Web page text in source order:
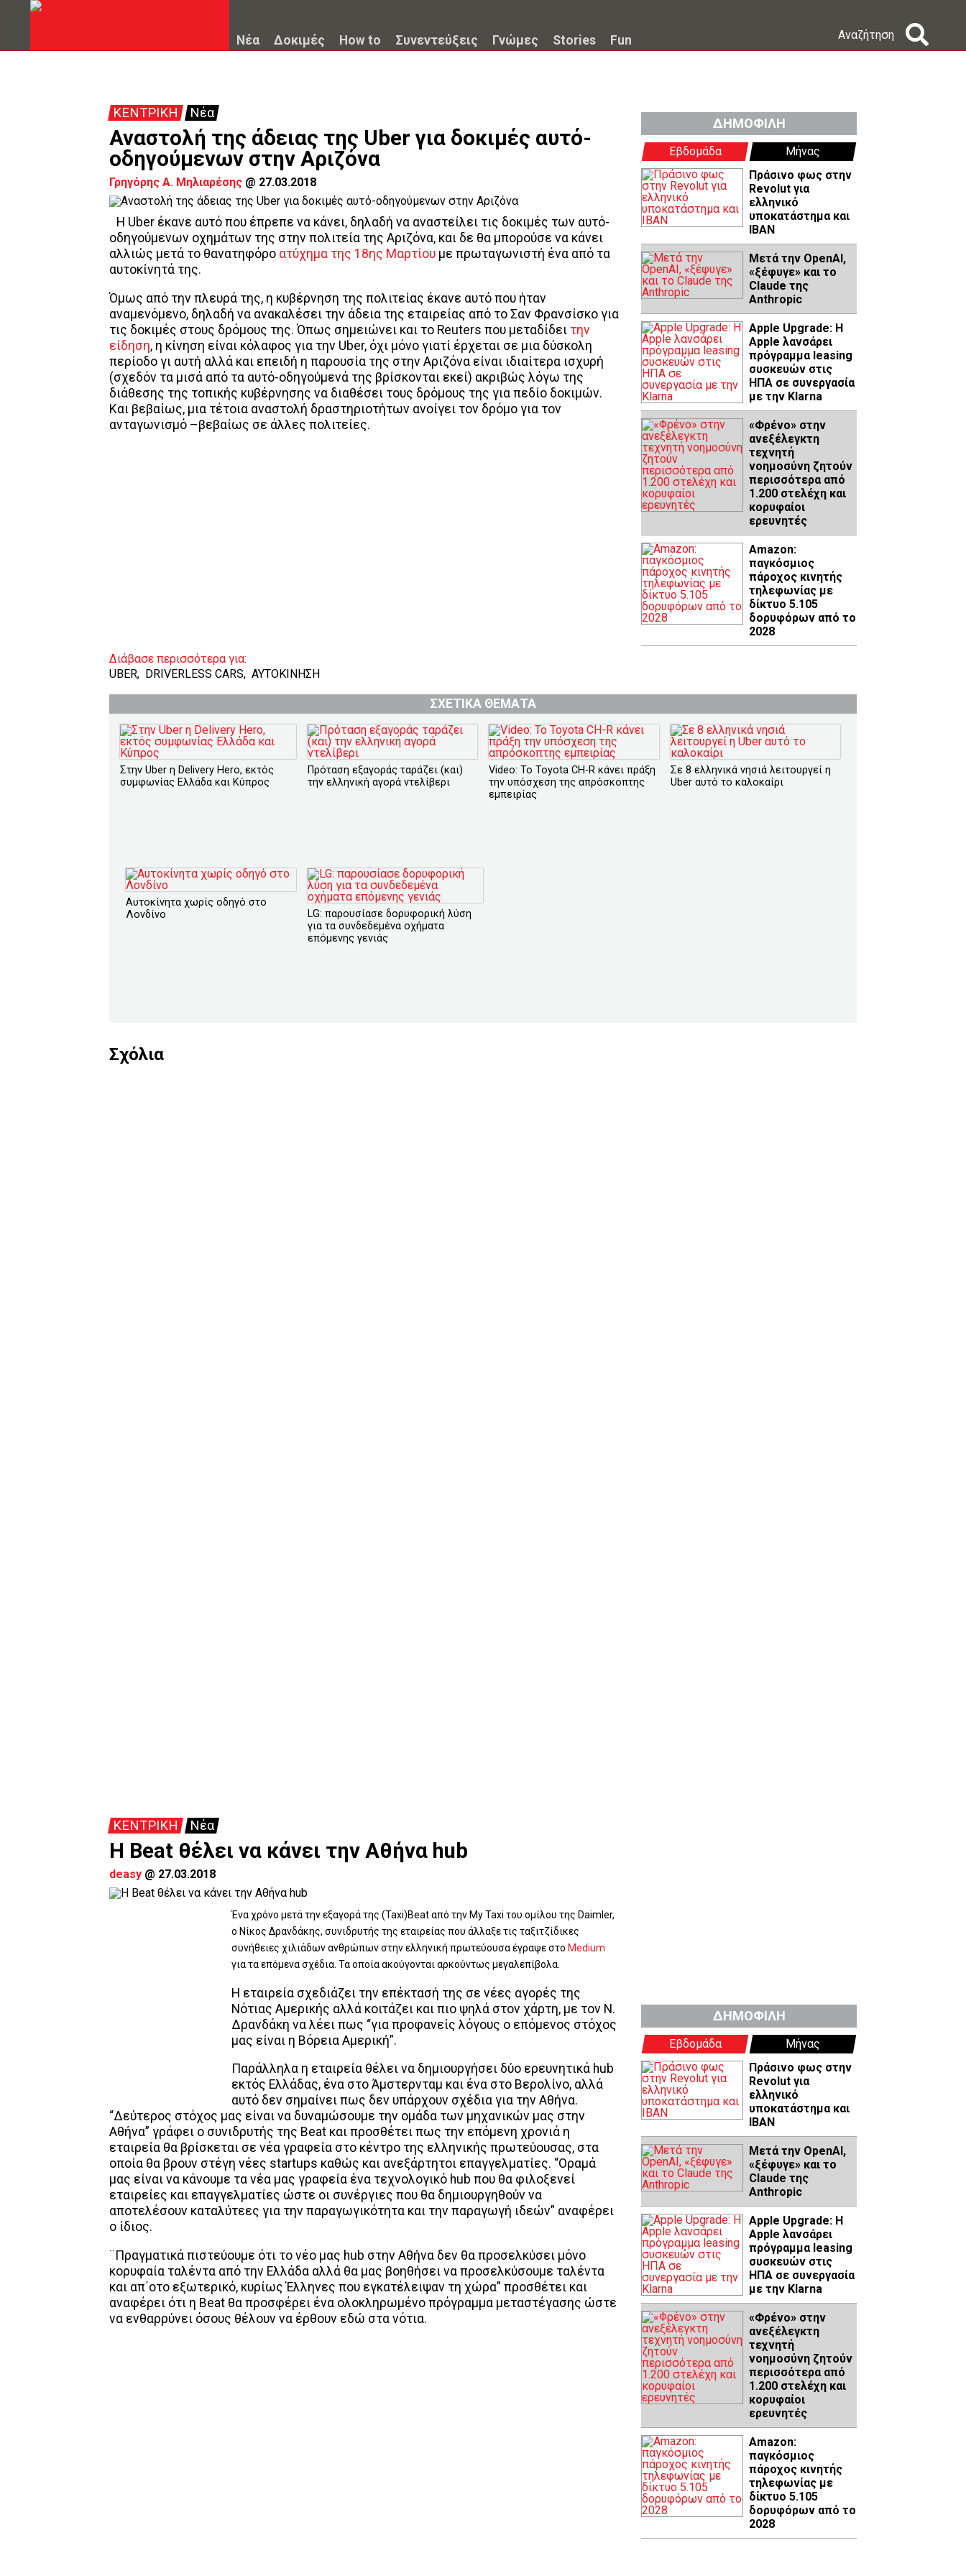
Νέα Δοκιμές How to Συνεντεύξεις Γνώμες Stories Fun Αναζήτηση
ΚΕΝΤΡΙΚΗ Νέα
Αναστολή της άδειας της Uber για δοκιμές αυτό-
οδηγούμενων στην Αριζόνα
Γρηγόρης Α. Μηλιαρέσης @ 27.03.2018
Η Uber έκανε αυτό που έπρεπε να κάνει, δηλαδή να αναστείλει τις δοκιμές των αυτό-
οδηγούμενων οχημάτων της στην πολιτεία της Αριζόνα, και δε θα μπορούσε να κάνει
αλλιώς μετά το θανατηφόρο ατύχημα της 18ης Μαρτίου με πρωταγωνιστή ένα από τα
αυτοκίνητά της.
Όμως από την πλευρά της, η κυβέρνηση της πολιτείας έκανε αυτό που ήταν
αναμενόμενο, δηλαδή να ανακαλέσει την άδεια της εταιρείας από το Σαν Φρανσίσκο για
τις δοκιμές στους δρόμους της. Όπως σημειώνει και το Reuters που μεταδίδει την
είδηση, η κίνηση είναι κόλαφος για την Uber, όχι μόνο γιατί έρχεται σε μια δύσκολη
περίοδο γι αυτή αλλά και επειδή η παρουσία της στην Αριζόνα είναι ιδιαίτερα ισχυρή
(σχεδόν τα μισά από τα αυτό-οδηγούμενά της βρίσκονται εκεί) ακριβώς λόγω της
διάθεσης της τοπικής κυβέρνησης να διαθέσει τους δρόμους της για πεδίο δοκιμών.
Και βεβαίως, μια τέτοια αναστολή δραστηριοτήτων ανοίγει τον δρόμο για τον
ανταγωνισμό –βεβαίως σε άλλες πολιτείες.
ΔΗΜΟΦΙΛΗ
Εβδομάδα
Μήνας
Πράσινο φως στην
Revolut για
ελληνικό
υποκατάστημα και
IBAN
Μετά την OpenAI,
«ξέφυγε» και το
Claude της
Anthropic
Apple Upgrade: Η
Apple λανσάρει
πρόγραμμα leasing
συσκευών στις
ΗΠΑ σε συνεργασία
με την Klarna
«Φρένο» στην
ανεξέλεγκτη
τεχνητή
νοημοσύνη ζητούν
περισσότερα από
1.200 στελέχη και
κορυφαίοι
ερευνητές
Amazon:
παγκόσμιος
πάροχος κινητής
τηλεφωνίας με
δίκτυο 5.105
δορυφόρων από το
2028
Διάβασε περισσότερα για:
UBER, DRIVERLESS CARS, ΑΥΤΟΚΙΝΗΣΗ
ΣΧΕΤΙΚΑ ΘΕΜΑΤΑ
Στην Uber η Delivery Hero, εκτός
συμφωνίας Ελλάδα και Κύπρος
Πρόταση εξαγοράς ταράζει (και)
την ελληνική αγορά ντελίβερι
Video: Το Toyota CH-R κάνει πράξη
την υπόσχεση της απρόσκοπτης
εμπειρίας
Σε 8 ελληνικά νησιά λειτουργεί η
Uber αυτό το καλοκαίρι
Αυτοκίνητα χωρίς οδηγό στο
Λονδίνο
LG: παρουσίασε δορυφορική λύση
για τα συνδεδεμένα οχήματα
επόμενης γενιάς
Σχόλια
ΚΕΝΤΡΙΚΗ Νέα
Η Beat θέλει να κάνει την Αθήνα hub
deasy @ 27.03.2018
Ένα χρόνο μετά την εξαγορά της (Taxi)Beat από την My Taxi του ομίλου της Daimler,
ο Νίκος Δρανδάκης, συνιδρυτής της εταιρείας που άλλαξε τις ταξιτζίδικες
συνήθειες χιλιάδων ανθρώπων στην ελληνική πρωτεύουσα έγραψε στο Medium
για τα επόμενα σχέδια. Τα οποία ακούγονται αρκούντως μεγαλεπίβολα.
Η εταιρεία σχεδιάζει την επέκτασή της σε νέες αγορές της
Νότιας Αμερικής αλλά κοιτάζει και πιο ψηλά στον χάρτη, με τον Ν.
Δρανδάκη να λέει πως “για προφανείς λόγους ο επόμενος στόχος
μας είναι η Βόρεια Αμερική”.
Παράλληλα η εταιρεία θέλει να δημιουργήσει δύο ερευνητικά hub
εκτός Ελλάδας, ένα στο Άμστερνταμ και ένα στο Βερολίνο, αλλά
αυτό δεν σημαίνει πως δεν υπάρχουν σχέδια για την Αθήνα.
“Δεύτερος στόχος μας είναι να δυναμώσουμε την ομάδα των μηχανικών μας στην
Αθήνα” γράφει ο συνιδρυτής της Beat και προσθέτει πως την επόμενη χρονιά η
εταιρεία θα βρίσκεται σε νέα γραφεία στο κέντρο της ελληνικής πρωτεύουσας, στα
οποία θα βρουν στέγη νέες startups καθώς και ανεξάρτητοι επαγγελματίες. “Οραμά
μας είναι να κάνουμε τα νέα μας γραφεία ένα τεχνολογικό hub που θα φιλοξενεί
εταιρείες και επαγγελματίες ώστε οι συνέργιες που θα δημιουργηθούν να
αποτελέσουν καταλύτεες για την παραγωγικότητα και την παραγωγή ιδεών” αναφέρει
ο ίδιος.
¨Πραγματικά πιστεύουμε ότι το νέο μας hub στην Αθήνα δεν θα προσελκύσει μόνο
κορυφαία ταλέντα από την Ελλάδα αλλά θα μας βοηθήσει να προσελκύσουμε ταλέντα
και απ΄οτο εξωτερικό, κυρίως Έλληνες που εγκατέλειψαν τη χώρα” προσθέτει και
αναφέρει ότι η Beat θα προσφέρει ένα ολοκληρωμένο πρόγραμμα μεταστέγασης ώστε
να ενθαρρύνει όσους θέλουν να έρθουν εδώ στα νότια.
ΔΗΜΟΦΙΛΗ
Εβδομάδα
Μήνας
Πράσινο φως στην
Revolut για
ελληνικό
υποκατάστημα και
IBAN
Μετά την OpenAI,
«ξέφυγε» και το
Claude της
Anthropic
Apple Upgrade: Η
Apple λανσάρει
πρόγραμμα leasing
συσκευών στις
ΗΠΑ σε συνεργασία
με την Klarna
«Φρένο» στην
ανεξέλεγκτη
τεχνητή
νοημοσύνη ζητούν
περισσότερα από
1.200 στελέχη και
κορυφαίοι
ερευνητές
Amazon:
παγκόσμιος
πάροχος κινητής
τηλεφωνίας με
δίκτυο 5.105
δορυφόρων από το
2028